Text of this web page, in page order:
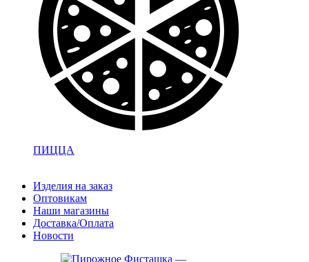
ПИЦЦА
Изделия на заказ
Оптовикам
Наши магазины
Доставка/Оплата
Новости